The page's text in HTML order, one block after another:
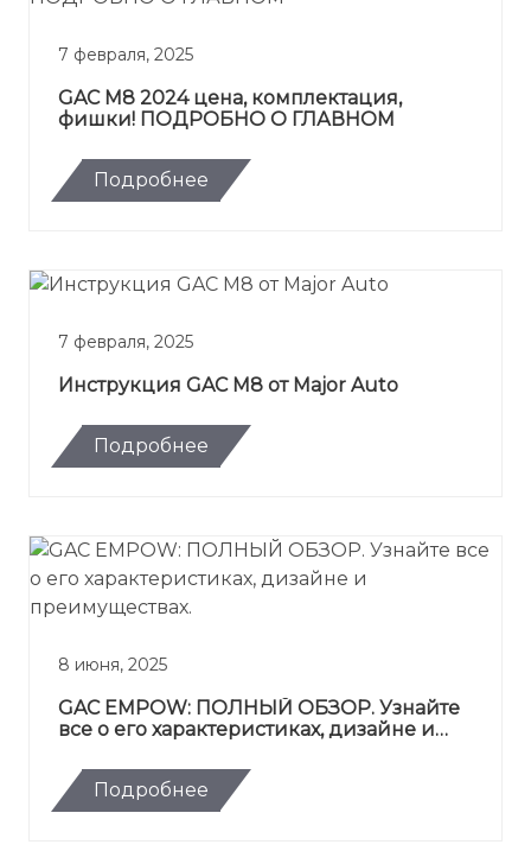
7 февраля, 2025
GAC M8 2024 цена, комплектация,
фишки! ПОДРОБНО О ГЛАВНОМ
Подробнее
7 февраля, 2025
Инструкция GAC M8 от Major Auto
Подробнее
8 июня, 2025
GAC EMPOW: ПОЛНЫЙ ОБЗОР. Узнайте
все о его характеристиках, дизайне и
Подробнее